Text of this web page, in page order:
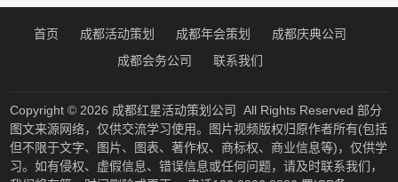
首页 成都活动策划 成都年会策划
成都庆典公司
成都会务公司
联系我们
Copyright © 2026 成都红星活动策划公司 All Rights Reserved 部分
图文来源网络，仅供交流学习使用。图片视频版权归原作者所有(包括
但不限于文字、图片、图表、著作权、商标权、商业信息等)，仅供学
习。如有侵权、虚假信息、错误信息或任何问题，请及时联系我们，